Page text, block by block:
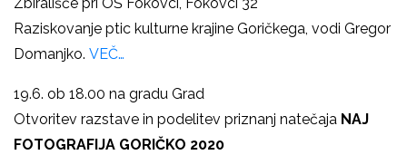
Raziskovanje ptic kulturne krajine Goričkega, vodi Gregor
Domanjko. VEČ…
19.6. ob 18.00 na gradu Grad
Otvoritev razstave in podelitev priznanj natečaja NAJ
FOTOGRAFIJA GORIČKO 2020